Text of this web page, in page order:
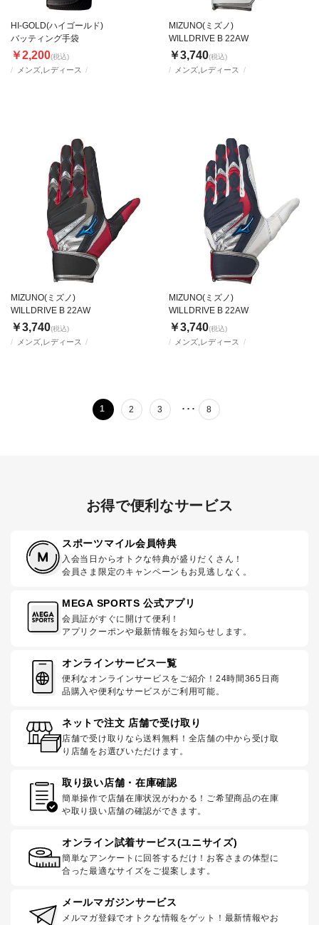
メンズ,レディース
HI-GOLD(ハイゴールド)
バッティング手袋
￥2,200(税込)
メンズ,レディース
MIZUNO(ミズノ)
WILLDRIVE B 22AW
￥3,740(税込)
メンズ,レディース
MIZUNO(ミズノ)
WILLDRIVE B 22AW
￥3,740(税込)
メンズ,レディース
MIZUNO(ミズノ)
WILLDRIVE B 22AW
￥3,740(税込)
1 2 3 ･･･ 8
お得で便利なサービス
スポーツマイル会員特典
入会当日からオトクな特典が盛りだくさん！
会員さま限定のキャンペーンもお見逃しなく。
MEGA SPORTS 公式アプリ
会員証がすぐに開けて便利！
アプリクーポンや最新情報をお知らせします。
オンラインサービス一覧
便利なオンラインサービスをご紹介！24時間365日商
品購入や便利なサービスがご利用可能。
ネットで注文 店舗で受け取り
店舗で受け取りなら送料無料！全店舗の中から受け取
り店舗をお選びいただけます。
取り扱い店舗・在庫確認
簡単操作で店舗在庫状況がわかる！ご希望商品の在庫
や取り扱い店舗の確認ができます。
オンライン試着サービス(ユニサイズ)
簡単なアンケートに回答するだけ！お客さまの体型に
合った最適なサイズをご提案します。
メールマガジンサービス
メルマガ登録でオトクな情報をゲット！最新情報やお